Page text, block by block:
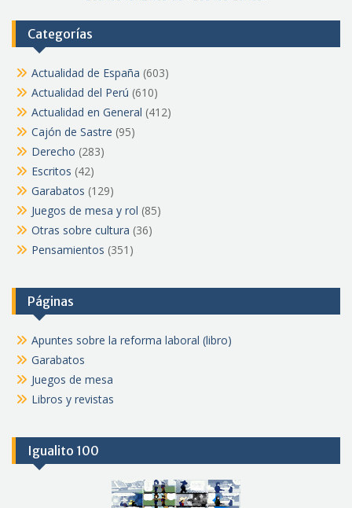
Categorías
Actualidad de España (603)
Actualidad del Perú (610)
Actualidad en General (412)
Cajón de Sastre (95)
Derecho (283)
Escritos (42)
Garabatos (129)
Juegos de mesa y rol (85)
Otras sobre cultura (36)
Pensamientos (351)
Páginas
Apuntes sobre la reforma laboral (libro)
Garabatos
Juegos de mesa
Libros y revistas
Igualito 100